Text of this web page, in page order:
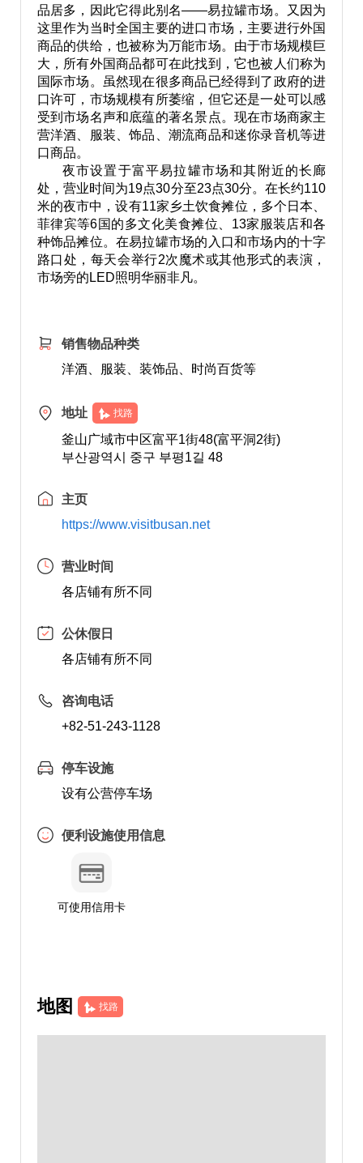
品居多，因此它得此别名——易拉罐市场。又因为
这里作为当时全国主要的进口市场，主要进行外国
商品的供给，也被称为万能市场。由于市场规模巨
大，所有外国商品都可在此找到，它也被人们称为
国际市场。虽然现在很多商品已经得到了政府的进
口许可，市场规模有所萎缩，但它还是一处可以感
受到市场名声和底蕴的著名景点。现在市场商家主
营洋酒、服装、饰品、潮流商品和迷你录音机等进
口商品。
夜市设置于富平易拉罐市场和其附近的长廊
处，营业时间为19点30分至23点30分。在长约110
米的夜市中，设有11家乡土饮食摊位，多个日本、
菲律宾等6国的多文化美食摊位、13家服装店和各
种饰品摊位。在易拉罐市场的入口和市场内的十字
路口处，每天会举行2次魔术或其他形式的表演，
市场旁的LED照明华丽非凡。
销售物品种类
洋酒、服装、装饰品、时尚百货等
地址 找路
釜山广域市中区富平1街48(富平洞2街)
부산광역시 중구 부평1길 48
主页
https://www.visitbusan.net
营业时间
各店铺有所不同
公休假日
各店铺有所不同
咨询电话
+82-51-243-1128
停车设施
设有公营停车场
便利设施使用信息
可使用信用卡
地图 找路